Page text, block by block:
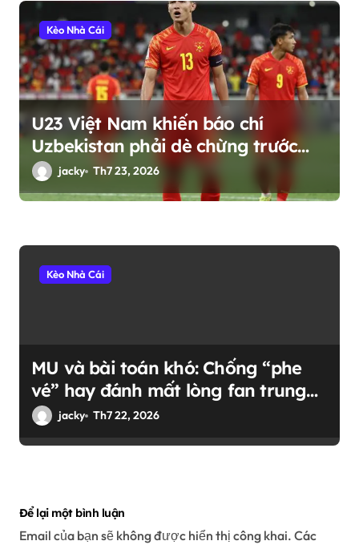
Kèo Nhà Cái
U23 Việt Nam khiến báo chí
Uzbekistan phải dè chừng trước
thềm ASIAD 2026
jacky Th7 23, 2026
Kèo Nhà Cái
MU và bài toán khó: Chống “phe
vé” hay đánh mất lòng fan trung
thành?
jacky Th7 22, 2026
Để lại một bình luận
Email của bạn sẽ không được hiển thị công khai. Các